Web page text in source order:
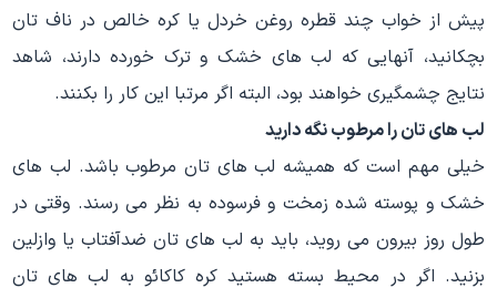
پیش از خواب چند قطره روغن خردل یا کره خالص در ناف تان
بچکانید، آنهایی که لب های خشک و ترک خورده دارند، شاهد
نتایج چشمگیری خواهند بود، البته اگر مرتبا این کار را بکنند.
لب های تان را مرطوب نگه دارید
خیلی مهم است که همیشه لب های تان مرطوب باشد. لب های
خشک و پوسته شده زمخت و فرسوده به نظر می رسند. وقتی در
طول روز بیرون می روید، باید به لب های تان ضدآفتاب یا وازلین
بزنید. اگر در محیط بسته هستید کره کاکائو به لب های تان